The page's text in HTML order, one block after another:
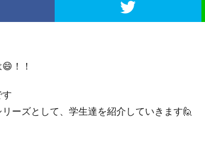
！！
す
ーズとして、学生達を紹介していきます🙋